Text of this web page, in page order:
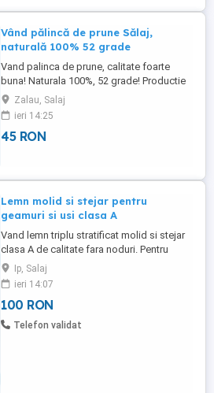
Vând pălincă de prune Sălaj,
naturală 100% 52 grade
Vand palinca de prune, calitate foarte
buna! Naturala 100%, 52 grade! Productie
din livada proprie! Prune BIO rosii si
bistrite! Pretul este de 45 lei litru GRANTEZ
CALITATEA!!! Se poate degusta inainte de
cumparare!
Zalau, Salaj
ieri 14:25
45 RON
Lemn molid si stejar pentru
geamuri si usi clasa A
Vand lemn triplu stratificat molid si stejar
clasa A de calitate fara noduri. Pentru
detalii sunati la nr din anunt.
Ip, Salaj
ieri 14:07
100 RON
Telefon validat